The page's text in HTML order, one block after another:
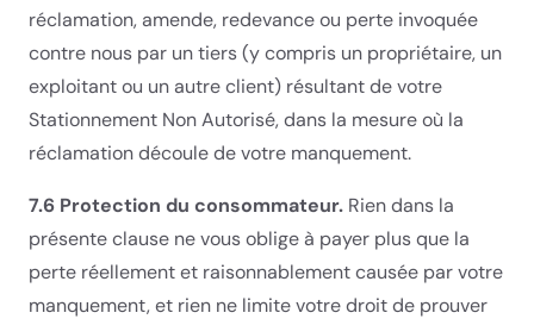
réclamation, amende, redevance ou perte invoquée
contre nous par un tiers (y compris un propriétaire, un
exploitant ou un autre client) résultant de votre
Stationnement Non Autorisé, dans la mesure où la
réclamation découle de votre manquement.
7.6 Protection du consommateur. Rien dans la
présente clause ne vous oblige à payer plus que la
perte réellement et raisonnablement causée par votre
manquement, et rien ne limite votre droit de prouver